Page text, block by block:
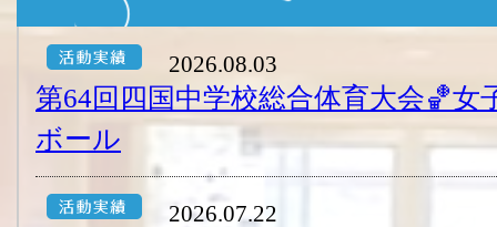
2026.08.03
第64回四国中学校総合体育大会🏀女
ボール
2026.07.22